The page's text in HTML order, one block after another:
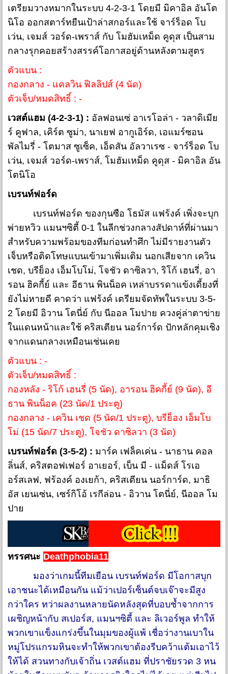
เตรียมวางหมากในระบบ 4-2-3-1 โดยมี มิคาอิล อันโต
นิโอ ออกสตาร์ทยืนเป้าล่าสกอร์และใช้ จาร์ร็อด โบ
เว่น, เจมส์ วอร์ด-เพราส์ กับ โมฮัมเหม็ด คูดุส เป็นสาม
กลางรุกคอยสร้างสรรค์โอกาสอยู่ด้านหลังตามสูตร
ตัวแบน :
กองกลาง - แคลวิน ฟิลลิปส์ (4 นัด)
ตัวเจ็บ/หมดสิทธิ์ : -
เวสต์แฮม (4-2-3-1) : อัลฟอนเซ่ อาเรโอล่า - วลาดิเมีย
ร์ คูฟาล, เคิร์ต ซูม่า, นาเยฟ อากูเอิร์ด, เอแมร์ซอน
พัลไมรี่ - โตมาส ซูเซ็ค, เอ็ดสัน อัลวาเรซ - จาร์ร็อด โบ
เว่น, เจมส์ วอร์ด-เพราส์, โมฮัมเหม็ด คูดุส - มิคาอิล อัน
โตนิโอ
เบรนท์ฟอร์ด
เบรนท์ฟอร์ด ของกุนซือ โธมัส แฟร้งค์ เพิ่งจะบุก
พ่ายหวิว แมนฯซิตี้ 0-1 ในลีกช่วงกลางสัปดาห์ที่ผ่านมา
สำหรับความพร้อมของทีมก่อนทำศึก ไม่มีรายงานตัว
เจ็บหรือติดโทษแบนเข้ามาเพิ่มเติม นอกเสียจาก เควิน
เชด, บรีย็อง เอ็มโบโม่, โจชัว ดาซิลวา, ริโก้ เฮนรี่, อา
รอน ฮิคกี้ย์ และ อีธาน พินน็อค เหล่าบรรดาแข้งเดี้ยงที่
ยังไม่หายดี คาดว่า แฟร้งค์ เตรียมจัดทัพในระบบ 3-5-
2 โดยมี อิวาน โตนี่ย์ กับ นีออล โมปาย ควงคู่ล่าตาข่าย
ในแดนหน้าและใช้ คริสเตียน นอร์การ์ด ปักหลักคุมเชิง
จากแดนกลางเหมือนเช่นเคย
ตัวแบน : -
ตัวเจ็บ/หมดสิทธิ์ :
กองหลัง - ริโก้ เฮนรี่ (5 นัด), อารอน ฮิคกี้ย์ (9 นัด), อี
ธาน พินน็อค (23 นัด/1 ประตู)
กองกลาง - เควิน เชด (5 นัด/1 ประตู), บรีย็อง เอ็มโบ
โม่ (15 นัด/7 ประตู), โจชัว ดาซิลวา (3 นัด)
เบรนท์ฟอร์ด (3-5-2) : มาร์ค เฟล็คเค่น - นาธาน คอล
ลิ่นส์, คริสตอฟเฟอร์ อาเยอร์, เบ็น มี - แม็ดส์ โรเอ
อร์สเลฟ, ฟร้องค์ องเยก้า, คริสเตียน นอร์การ์ด, มาธิ
อัส เยนเซ่น, เซร์กิโอ้ เรกีล่อน - อิวาน โตนี่ย์, นีออล โม
ปาย
ทรรศนะ Deathphobia11
มองว่าเกมนี้ทีมเยือน เบรนท์ฟอร์ด มีโอกาสบุก
เอาชนะได้เหมือนกัน แม้ว่าเปอร์เซ็นต์จบเจ๊าจะมีสูง
กว่าใคร ทว่าผลงานหลายนัดหลังสุดที่บอบช้ำจากการ
เผชิญหน้ากับ สเปอร์ส, แมนฯซิตี้ และ ลิเวอร์พูล ทำให้
พวกเขาแข็งแกร่งขึ้นในมุมของผู้แพ้ เชื่อว่างานเบาใน
หมู่โปรแกรมหินจะทำให้พวกเขาต้องรีบคว้าแต้มเอาไว้
ให้ได้ สวนทางกับเจ้าถิ่น เวสต์แฮม ที่ปราชัยรวด 3 หน